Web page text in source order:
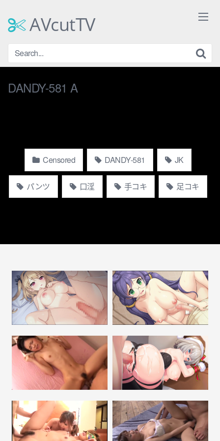
contentAVcutTV
DANDY-581 A
Censored DANDY-581 JK
パンツ 口淫 手コキ 足コキ